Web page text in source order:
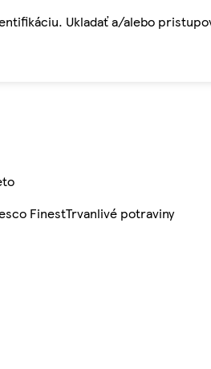
Ukladať a/alebo
FinestTrvanlivé potraviny